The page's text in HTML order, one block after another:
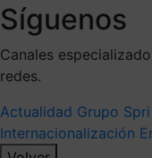
Síguenos
Canales
redes.
Actualidad Grupo Spri
Internacionalización